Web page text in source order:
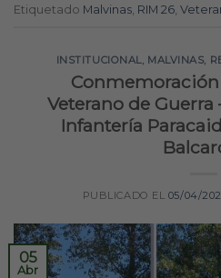
Etiquetado Malvinas, RIM 26,
INSTITUCIONAL, MALVINAS,
Veterano de
Infantería
PUBLICADO EL 05/04/
05
Abr